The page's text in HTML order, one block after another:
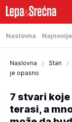
Naslovna Najnovije
Naslovna Stan
je opasno
7 stvari
terasi, a